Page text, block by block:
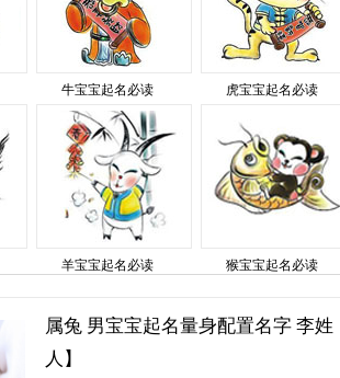
牛宝宝起名必读 虎宝宝起名必读
羊宝宝起名必读 猴宝宝起名必读
属兔 男宝宝起名量身配置名字 李
人】